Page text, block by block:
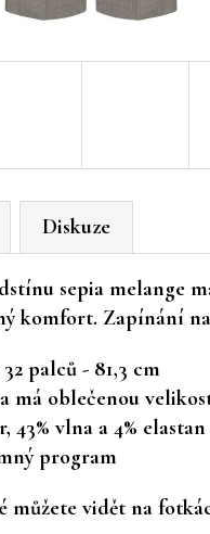
Diskuze
sepia melange
komfort. Zapínání
palců - 81,3 cm
má oblečenou
43% vlna a 4% elastan
program
můžete vidět na